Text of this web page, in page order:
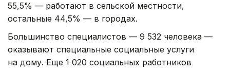
55,5% — работают в сельской местности,
остальные 44,5% — в городах.
Большинство специалистов — 9 532 человека —
оказывают специальные социальные услуги
на дому. Еще 1 020 социальных работников